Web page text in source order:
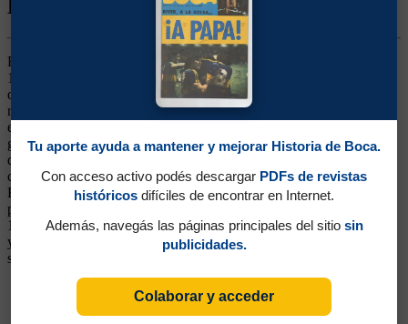
Biografía de Mario Nicasio Zanabria
Enganche. Ganó 4 títulos (Nacional 1976, Libertadores 1977 y
1978 e Intercontinental 1977). Surgido de Unión, llegó de Newell's,
donde era figura y fue campeón en 1974. Traído por Lorenzo para
reforzar al campeón del Metro '76, fue el aporte de fútbol a un
equipo práctico y duro. Zanabria tenía calidad y buen manejo, una
gran pegada de zurda, gambeta y panorama. Tuvo que sumar
despligue a su juego exquisito, algo que le costó en principio. Sus
cortadas y pases largos para Mastrángelo fueron marca registrada.
En 1979 se tuvo que operar la rodilla, luego en 1981 se fue a
préstamo a Argentinos, cuando Maradona pasó a Boca. Regresó en
1982, pero estaba tapado por Brindisi y Vázquez. Jugó en Huracán
y se retiró. Luego volvió al club como técnico de las inferiores,
siendo interino en varias oportunidades.
Tu aporte ayuda a mantener y mejorar Historia de Boca.
Con acceso activo podés descargar PDFs de revistas
históricos difíciles de encontrar en Internet.
Además, navegás las páginas principales del sitio sin
publicidades.
Colaborar y acceder